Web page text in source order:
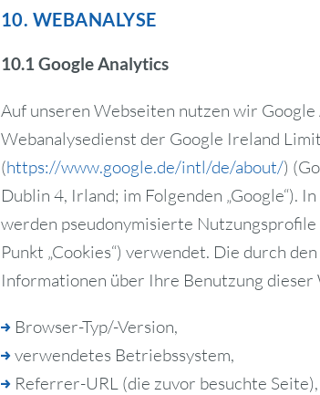
10. WEBANALYSE
10.1 Google Analytics
Auf unseren Webseiten nutzen wir Google
Webanalysedienst der Google Ireland
(https://www.google.de/intl/de/about/)
Dublin 4, Irland; im Folgenden „Google“).
werden pseudonymisierte
Punkt „Cookies“) verwendet. Die durch
Informationen über Ihre Benutzung dieser
Browser-Typ/-Version,
verwendetes Betriebssystem,
Referrer-URL (die zuvor besuchte Seite),